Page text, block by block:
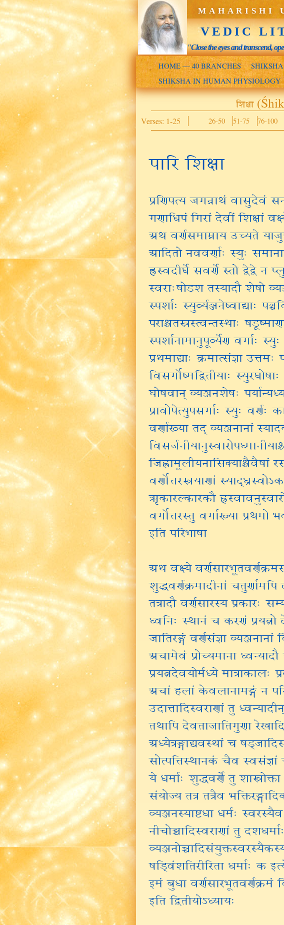
MAHARISHI
VEDIC
"Close the eyes and transcend,
HOME — 40 BRANCHES SHIKSHA
SHIKSHA IN HUMAN PHYSIOLOGY
शिक्षा
Verses: 1-25 26-50 51-75 76-100
पारि शिक्षा
प्रणिपत्य जगन्नाथं वासुदेवं
गणाधिपं गिरां देवीं शिक्षां
अथ वर्णसमाम्नाय उच्यते
आदितो नववर्णाः स्युः
ह्रस्वदीर्घे सवर्णे स्तो द्वेद्वे न
स्वराःषोडश तस्यादौ शेषो
स्पर्शाः स्युर्व्यञ्जनेष्वाद्याः
पराश्चतस्रस्त्वन्तस्थाः
स्पर्शानामानुपूर्व्येण वर्गाः
प्रथमाद्याः क्रमात्संज्ञा
विसर्गोष्मद्वितीयाः
घोषवान् व्यञ्जनशेषः
प्रावोपेत्युपसर्गाः स्युः वर्णः
वर्णाख्या तद् व्यञ्जनानां
जिह्वामूलीयनासिक्याश्चैवैषां
वर्णोत्तरस्त्रयाणां
ऋकारल्कारकौ
वर्गोत्तरस्तु वर्गाख्या प्रथमो
इति परिभाषा
अथ वक्ष्ये
शुद्धवर्णक्रमादीनां
तत्रादौ वर्णसारस्य प्रकारः
ध्वनिः स्थानं च करणं प्रयत्नो
जातिरङ्गं वर्णसंज्ञा
अचामेवं प्रोच्यमाना
प्रयत्नदेवयोर्मध्ये मात्राकालः
अचां हलां केवलानामङ्गं न
उदात्तादिस्वराणां तु
तथापि देवताजातिगुणा
अध्येत्रङ्गाद्यवस्थां च
सोत्पत्तिस्थानकं चैव स्वसंज्ञां
ये धर्माः शुद्धवर्णे तु
संयोज्य तत्र तत्रैव
व्यञ्जनस्याष्टधा धर्मः
नीचोच्चादिस्वराणां तु दशधर्माः
षड्विंशतिरीरिता धर्माः क
इमं बुधा वर्णसारभूतवर्णक्रमं
इति द्वितीयोऽध्यायः